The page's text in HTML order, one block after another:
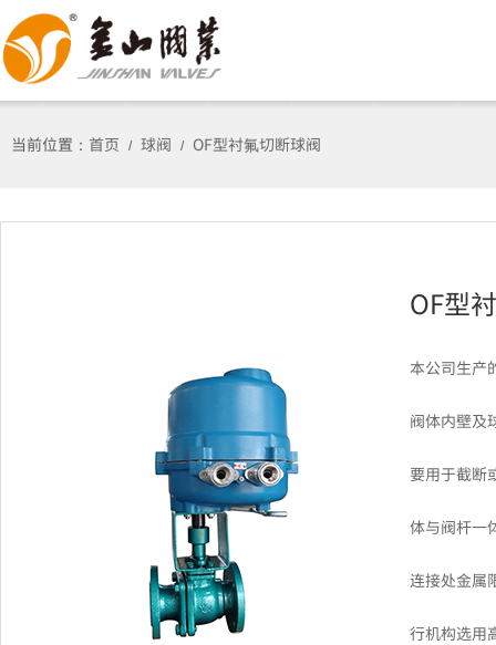
首页 / 球阀 / OF型衬氟切断球阀
当前位置：
OF型
本公司生产
阀体内壁及
要用于截断
体与阀杆一
连接处金属
行机构选用